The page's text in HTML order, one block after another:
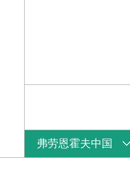
弗劳恩霍夫中国